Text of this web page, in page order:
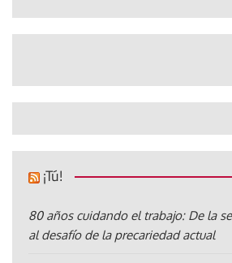
¡Tú!
80 años cuidando el trabajo: De la
al desafío de la precariedad actual